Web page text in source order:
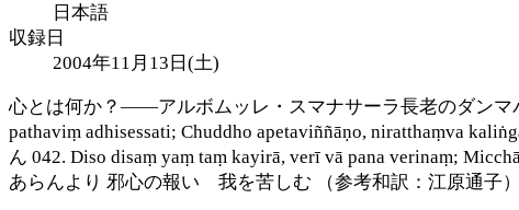
日本語
収録日
2004年11月13日(土)
心とは何か？――アルボムッレ・スマナサーラ長老のダンマ
pathaviṃ adhisessati; Chuddho apetaviññāṇo, niratthaṃva
ん 042. Diso disaṃ yaṃ taṃ kayirā, verī vā pana verinaṃ;
あらんより 邪心の報い 我を苦しむ （参考和訳：江原通子